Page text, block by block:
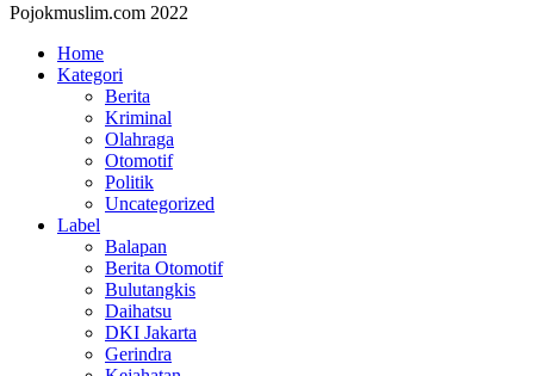
Pojokmuslim.com 2022
Home
Kategori
Berita
Kriminal
Olahraga
Otomotif
Politik
Uncategorized
Label
Balapan
Berita Otomotif
Bulutangkis
Daihatsu
DKI Jakarta
Gerindra